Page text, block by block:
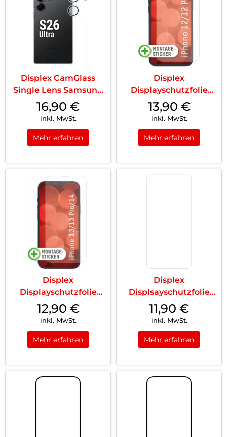
Displex CamGlass
Single Lens Samsung
Galaxy S26 Ul...
16,90 €
inkl. MwSt.
Mehr erfahren
Displex
Displayschutzfolie
(9H) iPhone 12/12 Pro
T...
13,90 €
inkl. MwSt.
Mehr erfahren
Displex
Displayschutzfolie
(9H) iPhone 13
Pro/14/1...
12,90 €
inkl. MwSt.
Mehr erfahren
Displex
Displsayschutzfolie
(9H) Galaxy S24
Transp...
11,90 €
inkl. MwSt.
Mehr erfahren